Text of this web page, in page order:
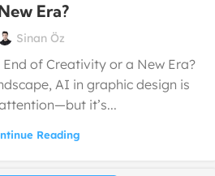
Era?
Sinan Öz
of Creativity or a New Era?
AI in graphic design is
it’s...
Reading